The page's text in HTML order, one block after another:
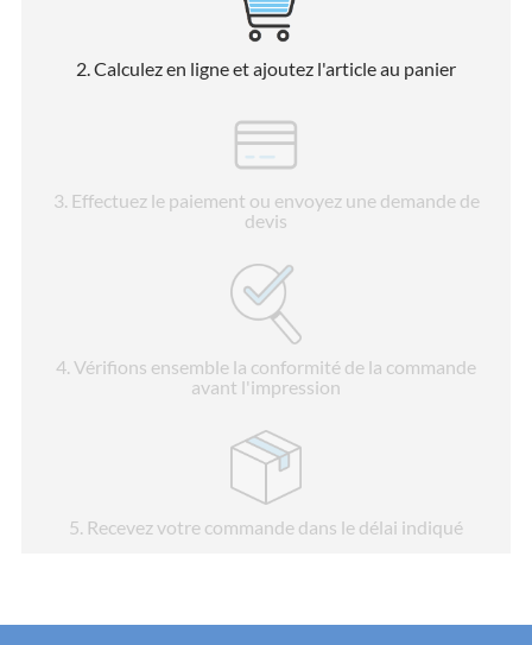
2. Calculez en ligne et ajoutez l'article au panier
3. Effectuez le paiement ou envoyez une demande de
devis
4 . Vérifions ensemble la conformité de la commande
avant l'impression
5. Recevez votre commande dans le délai indiqué